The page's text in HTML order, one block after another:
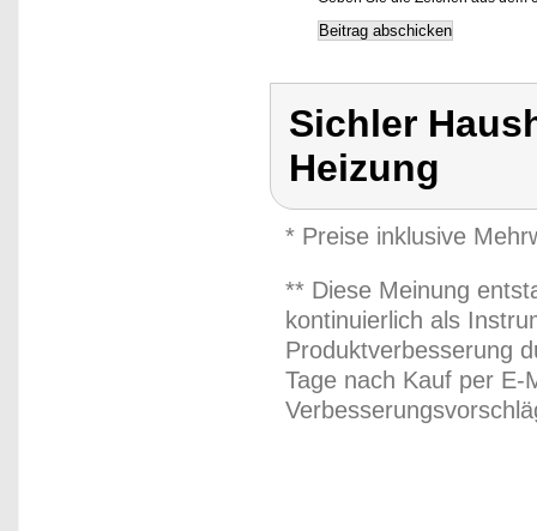
Sichler
Heizung
* Preise inklusive
** Diese Meinung
kontinuierlich als
Produktverbesserung
Tage nach Kauf per E-